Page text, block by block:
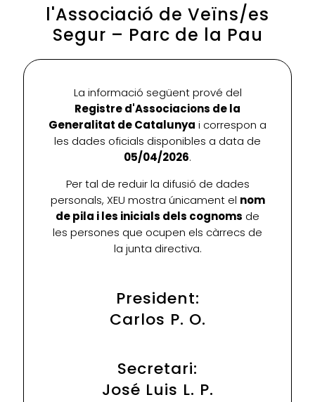
l'Associació de Veïns/es
Segur – Parc de la Pau
La informació següent prové del
Registre d'Associacions de la
Generalitat de Catalunya i correspon a
les dades oficials disponibles a data de
05/04/2026.
Per tal de reduir la difusió de dades
personals, XEU mostra únicament el nom
de pila i les inicials dels cognoms de
les persones que ocupen els càrrecs de
la junta directiva.
President:
Carlos P. O.
Secretari:
José Luis L. P.